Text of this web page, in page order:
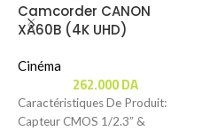
Camcorder CANON
XA60B (4K UHD)
Cinéma
262.000DA
Caractéristiques De Produit:
Capteur CMOS 1/2.3” &